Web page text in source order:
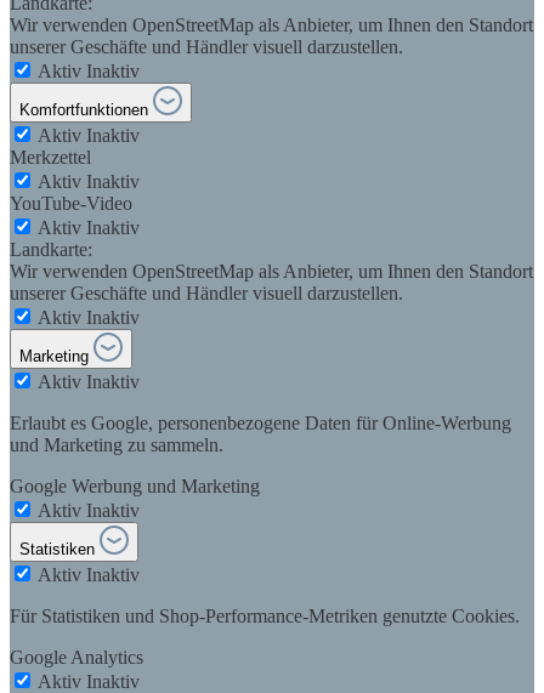
Wir verwenden OpenStreetMap als Anbieter, um Ihnen den Standort
unserer Geschäfte und Händler visuell darzustellen.
Aktiv Inaktiv
Komfortfunktionen
Aktiv Inaktiv
Merkzettel
Aktiv Inaktiv
YouTube-Video
Aktiv Inaktiv
Landkarte:
Wir verwenden OpenStreetMap als Anbieter, um Ihnen den Standort
unserer Geschäfte und Händler visuell darzustellen.
Aktiv Inaktiv
Marketing
Aktiv Inaktiv
Erlaubt es Google, personenbezogene Daten für Online-Werbung
und Marketing zu sammeln.
Google Werbung und Marketing
Aktiv Inaktiv
Statistiken
Aktiv Inaktiv
Für Statistiken und Shop-Performance-Metriken genutzte Cookies.
Google Analytics
Aktiv Inaktiv